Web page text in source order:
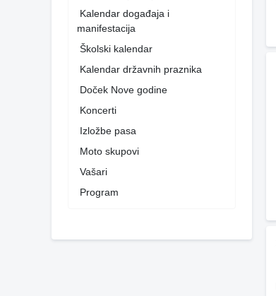
Kalendar događaja i
manifestacija
Školski kalendar
Kalendar državnih praznika
Doček Nove godine
Koncerti
Izložbe pasa
Moto skupovi
Vašari
Program